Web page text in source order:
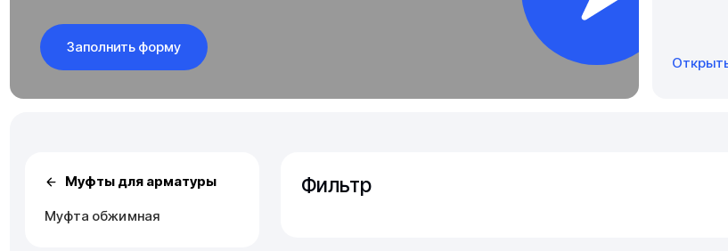
Заполнить форму
Муфты для арматуры
Муфта обжимная
Фильтр